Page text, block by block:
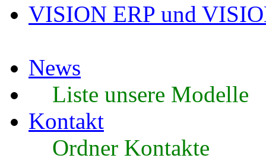
VISION ERP und
News
Liste unsere Modelle
Kontakt
Ordner Kontakte